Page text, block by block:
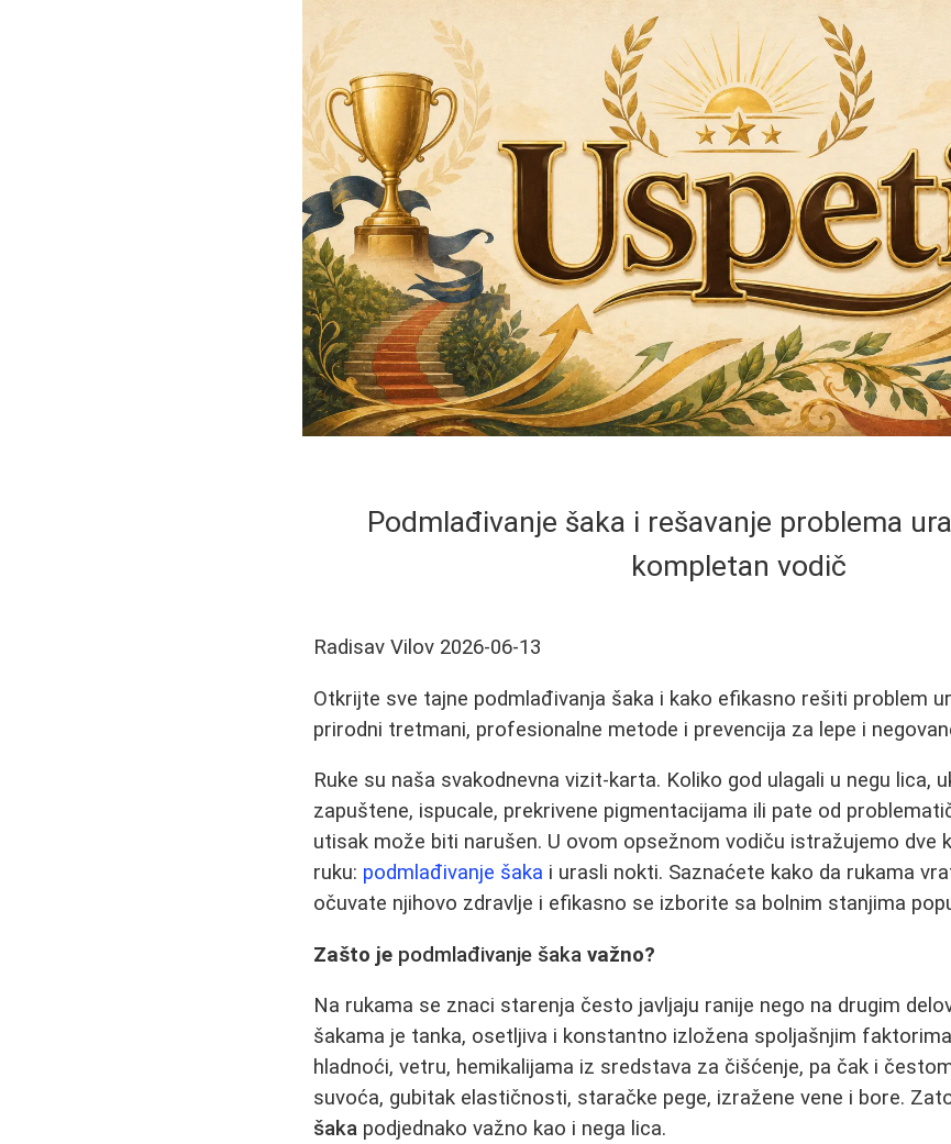
Podmlađivanje šaka i rešavanje problema
kompletan vodič
Radisav Vilov 2026-06-13
Otkrijte sve tajne podmlađivanja šaka i kako efikasno rešiti problem
prirodni tretmani, profesionalne metode i prevencija za lepe i
Ruke su naša svakodnevna vizit‑karta. Koliko god ulagali u negu lica,
zapuštene, ispucale, prekrivene pigmentacijama ili pate od
utisak može biti narušen. U ovom opsežnom vodiču istražujemo dve
ruku: podmlađivanje šaka i urasli nokti. Saznaćete kako da rukama
očuvate njihovo zdravlje i efikasno se izborite sa bolnim stanjima
Zašto je podmlađivanje šaka važno?
Na rukama se znaci starenja često javljaju ranije nego na drugim
šakama je tanka, osetljiva i konstantno izložena spoljašnjim
hladnoći, vetru, hemikalijama iz sredstava za čišćenje, pa čak i
suvoća, gubitak elastičnosti, staračke pege, izražene vene i bore.
šaka podjednako važno kao i nega lica.